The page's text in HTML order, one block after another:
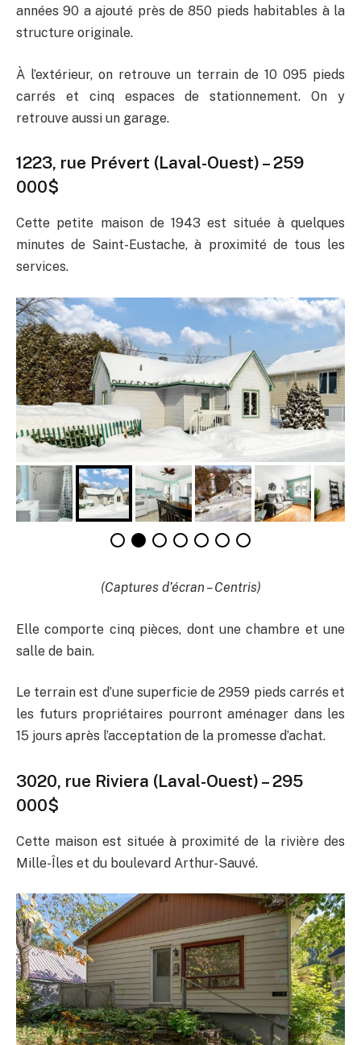
années 90 a ajouté près de 850 pieds habitables à la
structure originale.
À l’extérieur, on retrouve un terrain de 10 095 pieds
carrés et cinq espaces de stationnement. On y
retrouve aussi un garage.
1223, rue Prévert (Laval-Ouest) – 259
000$
Cette petite maison de 1943 est située à quelques
minutes de Saint-Eustache, à proximité de tous les
services.
(Captures d’écran – Centris)
Elle comporte cinq pièces, dont une chambre et une
salle de bain.
Le terrain est d’une superficie de 2959 pieds carrés et
les futurs propriétaires pourront aménager dans les
15 jours après l’acceptation de la promesse d’achat.
3020, rue Riviera (Laval-Ouest) – 295
000$
Cette maison est située à proximité de la rivière des
Mille-Îles et du boulevard Arthur-Sauvé.